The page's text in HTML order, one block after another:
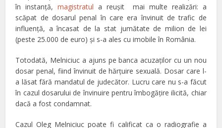
în instanţă, magistratul a reuşit mai multe realizări: a
scăpat de dosarul penal în care era învinuit de trafic de
influenţă, a încasat de la stat jumătate de milion de lei
(peste 25.000 de euro) şi s-a ales cu imobile în România.
Totodată, Melniciuc a ajuns pe banca acuzaţilor cu un nou
dosar penal, fiind învinuit de hărţuire sexuală. Dosar care l-
a lăsat fără mandatul de judecător. Lucru care nu s-a făcut
în cazul dosarului de învinuire pentru îmbogăţire ilicită, chiar
dacă a fost condamnat.
Cazul Oleg Melniciuc poate fi calificat ca o radiografie a